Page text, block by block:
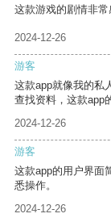
这款游戏的剧情非常
2024-12-26
游客
这款app就像我的私
查找资料，这款app
2024-12-26
游客
这款app的用户界面
悉操作。
2024-12-26